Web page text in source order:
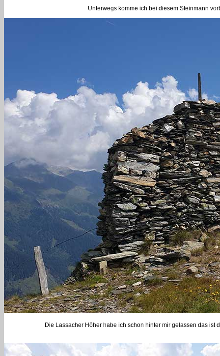
Unterwegs komme ich bei diesem Steinmann
Die Lassacher Höher habe ich schon hinter mir gelassen das